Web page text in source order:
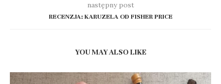
następny post
RECENZJA: KARUZELA OD FISHER PRICE
YOU MAY ALSO LIKE